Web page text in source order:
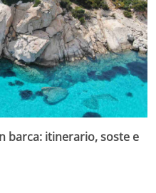
barca: itinerario, soste e